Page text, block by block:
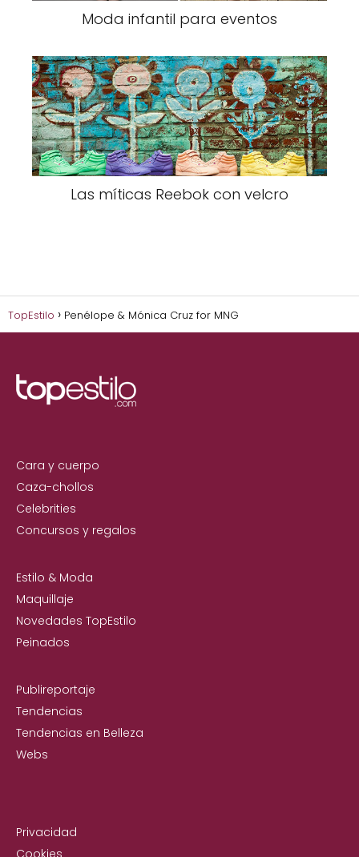
Moda infantil para eventos
Las míticas Reebok con velcro
TopEstilo Penélope & Mónica Cruz for MNG
Cara y cuerpo
Caza-chollos
Celebrities
Concursos y regalos
Estilo & Moda
Maquillaje
Novedades TopEstilo
Peinados
Publireportaje
Tendencias
Tendencias en Belleza
Webs
Privacidad
Cookies